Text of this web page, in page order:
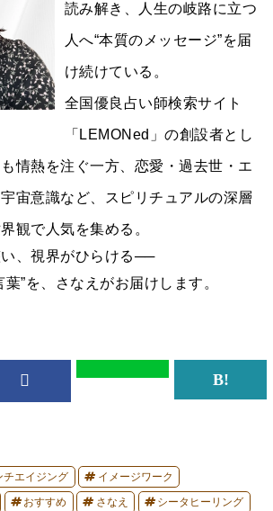
読み解き、人生の岐路に立つ
人へ“本質のメッセージ”を届
け続けている。
全国優良占い師検索サイト
「LEMONed」の創設者とし
情熱を注ぐ一方、恋愛・過去世・エ
宙意識など、スピリチュアルの深層
観で人気を集める。
、視界がひらける──
”を、さなえがお届けします。
チエイジング イメージワーク
おすすめ さなえ シータヒーリング